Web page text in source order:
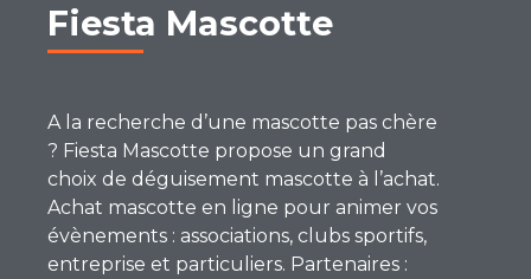
Fiesta Mascotte
A la recherche d’une mascotte pas chère
? Fiesta Mascotte propose un grand
choix de déguisement mascotte à l’achat.
Achat mascotte en ligne pour animer vos
évènements : associations, clubs sportifs,
entreprise et particuliers. Partenaires :